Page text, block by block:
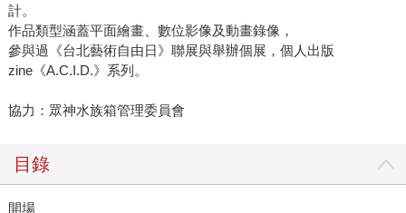
計。
作品類型涵蓋平面繪畫、數位影像及動畫錄像，
參與過《台北藝術自由日》聯展與舉辦個展，個人出版
zine《A.C.I.D.》系列。
協力：眾神水族箱管理委員會
目錄
開場